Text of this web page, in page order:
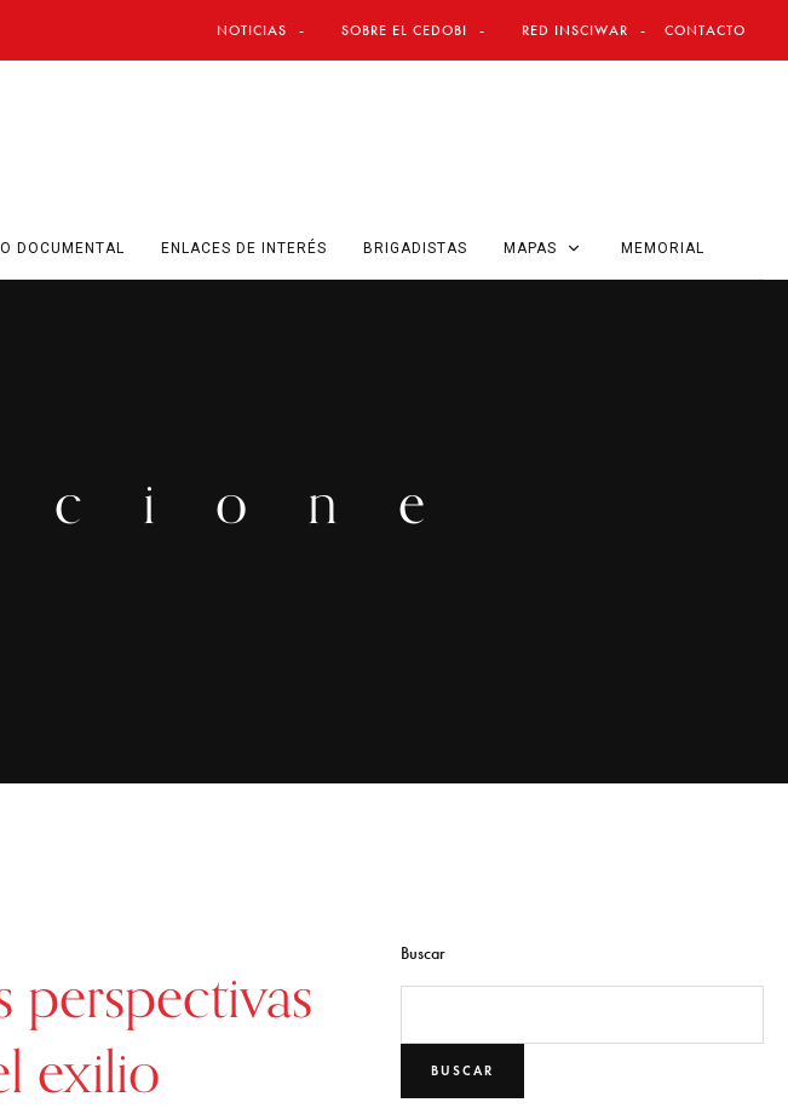
NOTICIAS SOBRE EL CEDOBI RED INSCIWAR CONTACTO
DOCUMENTAL ENLACES DE INTERÉS BRIGADISTAS MAPAS MEMORIAL
perspectivas
exilio
Buscar
BUSCAR